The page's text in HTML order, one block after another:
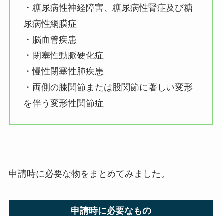
・糖尿病性神経障害、糖尿病性腎症及び糖
尿病性網膜症
・脳血管疾患
・閉塞性動脈硬化症
・慢性閉塞性肺疾患
・両側の膝関節または股関節に著しい変形
を伴う変形性関節症
申請時に必要な物をまとめてみました。
申請時に必要なもの